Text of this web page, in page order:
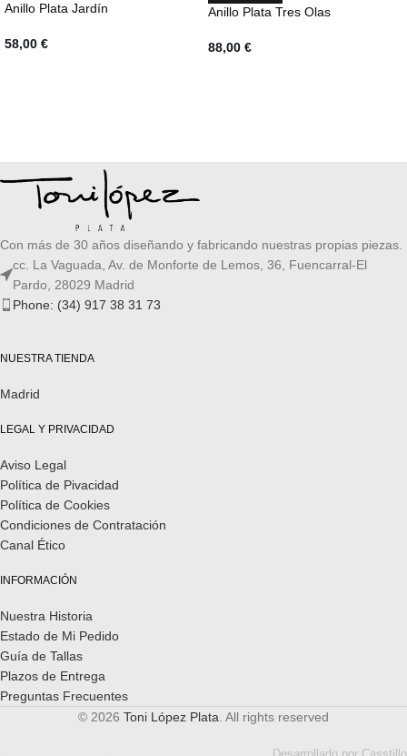
Anillo Plata Jardín
58,00 €
Anillo Plata Tres Olas
88,00 €
Con más de 30 años diseñando y fabricando nuestras propias piezas.
cc. La Vaguada, Av. de Monforte de Lemos, 36, Fuencarral-El
Pardo, 28029 Madrid
Phone: (34) 917 38 31 73
NUESTRA TIENDA
Madrid
LEGAL Y PRIVACIDAD
Aviso Legal
Política de Pivacidad
Política de Cookies
Condiciones de Contratación
Canal Ético
INFORMACIÓN
Nuestra Historia
Estado de Mi Pedido
Guía de Tallas
Plazos de Entrega
Preguntas Frecuentes
© 2026 Toni López Plata . All rights reserved